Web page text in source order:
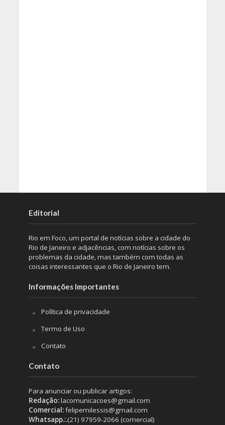
Editorial
Rio em Foco, um portal de notícias sobre a cidade do
Rio de Janeiro e adjacências, com notícias sobre os
problemas da cidade, mas também com todas as
coisas interessantes que o Rio de Janeiro tem.
Informações Importantes
Política de privacidade
Termo de Uso
Contato
Contato
Para anunciar ou publicar artigos:
Redação:lacomunicacoes@gmail.com
Comercial:felipemilessis@gmail.com
Whatsapp.:.(21) 97959-2066 (comercial)